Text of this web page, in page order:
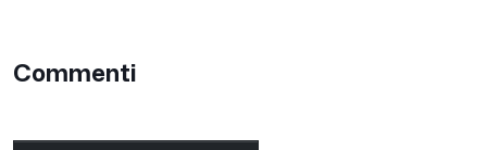
Commenti